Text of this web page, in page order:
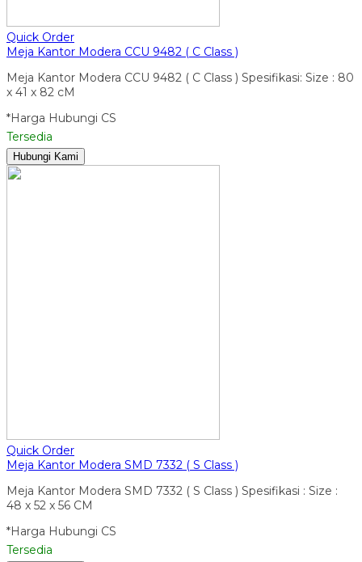
Quick Order
Meja Kantor Modera CCU 9482 ( C Class )
Meja Kantor Modera CCU 9482 ( C Class ) Spesifikasi: Size : 80
x 41 x 82 cM
*Harga Hubungi CS
Tersedia
Hubungi Kami
Quick Order
Meja Kantor Modera SMD 7332 ( S Class )
Meja Kantor Modera SMD 7332 ( S Class ) Spesifikasi : Size :
48 x 52 x 56 CM
*Harga Hubungi CS
Tersedia